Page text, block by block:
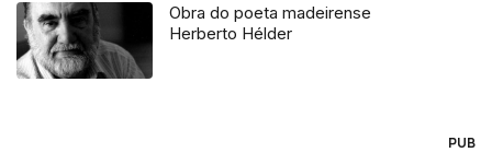
Obra do poeta madeirense
Herberto Hélder
PUB